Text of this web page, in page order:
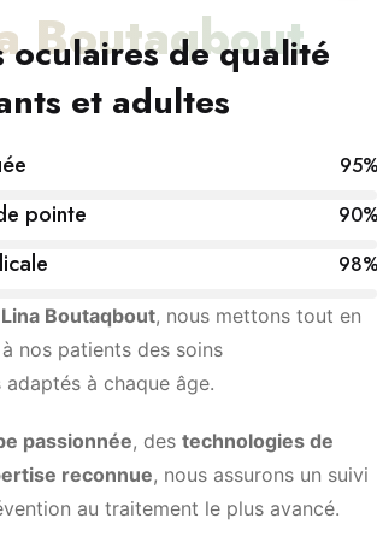
Boutaqbout
oculaires de qualité
et adultes
pointe
Boutaqbout, nous mettons tout en
nos patients des soins
à chaque âge.
passionnée, des technologies de
reconnue, nous assurons un suivi
au traitement le plus avancé.